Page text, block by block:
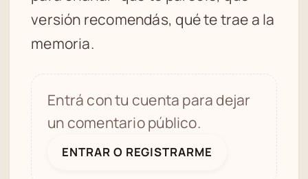
versión recomendás, qué te trae a la
memoria.
Entrá con tu cuenta para dejar
un comentario público.
ENTRAR O REGISTRARME